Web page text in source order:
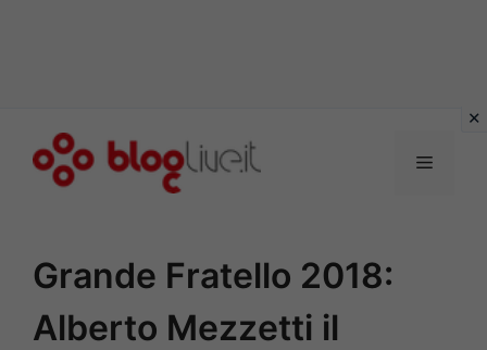
Menu
Grande Fratello 2018:
Alberto Mezzetti il